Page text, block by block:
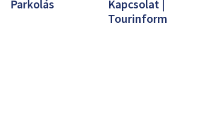
Parkolás
Kapcsolat |
Tourinform